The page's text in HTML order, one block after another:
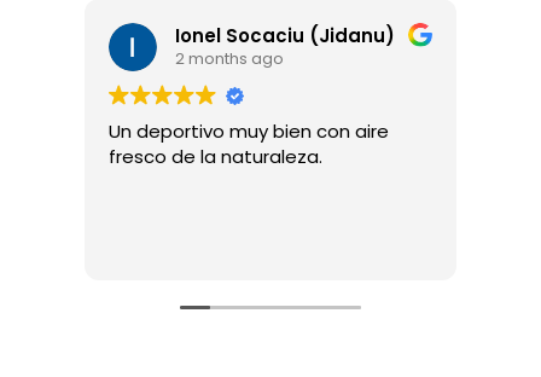
Ionel Socaciu (Jidanu)
2 months ago
muy bien con aire
de la naturaleza.
interior
Wij waren met